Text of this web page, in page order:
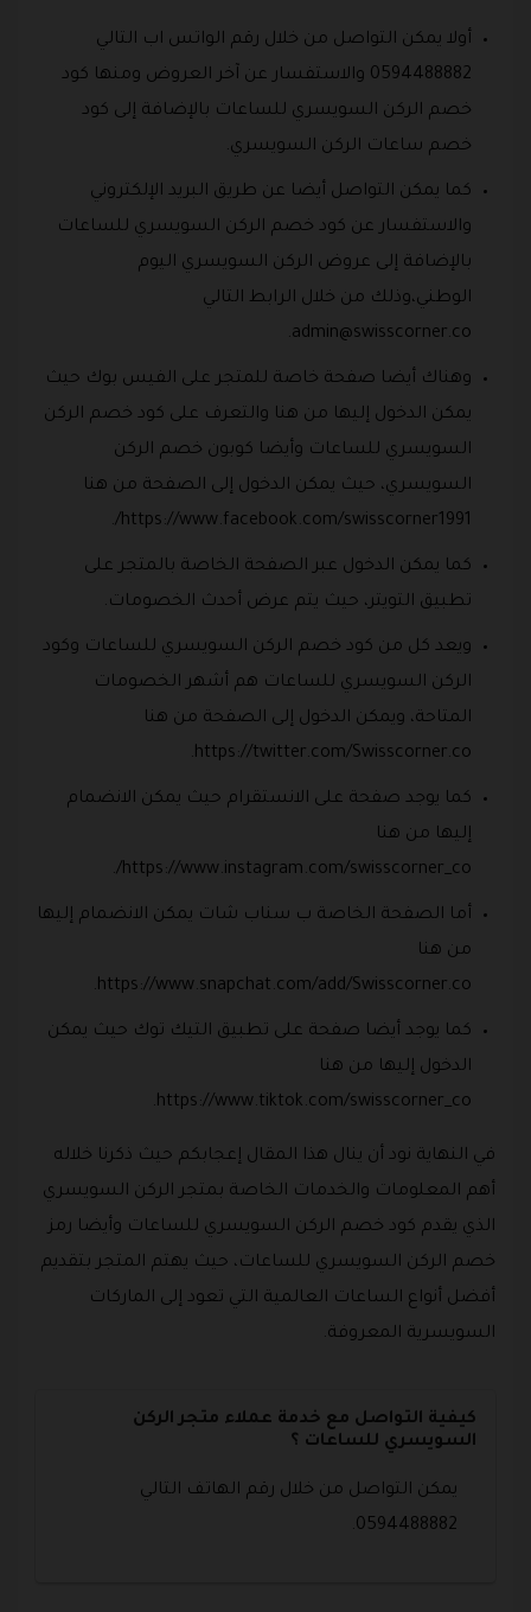
أولا يمكن التواصل من خلال رقم الواتس اب التالي
0594488882 والاستفسار عن آخر العروض ومنها كود
خصم الركن السويسري للساعات بالإضافة إلى كود
خصم ساعات الركن السويسري.
كما يمكن التواصل أيضا عن طريق البريد الإلكتروني
والاستفسار عن كود خصم الركن السويسري للساعات
بالإضافة إلى عروض الركن السويسري اليوم
الوطني،وذلك من خلال الرابط التالي
admin@swisscorner.co
.
وهناك أيضا صفحة خاصة للمتجر على الفيس بوك حيث
يمكن الدخول إليها من هنا والتعرف على كود خصم الركن
السويسري للساعات وأيضا كوبون خصم الركن
السويسري، حيث يمكن الدخول إلى الصفحة من هنا
https://www.facebook.com/swisscorner1991/.
كما يمكن الدخول عبر الصفحة الخاصة بالمتجر على
تطبيق التويتر، حيث يتم عرض أحدث الخصومات.
ويعد كل من كود خصم الركن السويسري للساعات وكود
الركن السويسري للساعات هم أشهر الخصومات
المتاحة، ويمكن الدخول إلى الصفحة من هنا
https://twitter.com/Swisscorner.co.
كما يوجد صفحة على الانستقرام حيث يمكن الانضمام
إليها من هنا
https://www.instagram.com/swisscorner_co/.
أما الصفحة الخاصة ب سناب شات يمكن الانضمام إليها
من هنا
https://www.snapchat.com/add/Swisscorner.co.
كما يوجد أيضا صفحة على تطبيق التيك توك حيث يمكن
الدخول إليها من هنا
https://www.tiktok.com/swisscorner_co.
في النهاية نود أن ينال هذا المقال إعجابكم حيث ذكرنا خلاله
أهم المعلومات والخدمات الخاصة بمتجر الركن السويسري
الذي يقدم كود خصم الركن السويسري للساعات وأيضا رمز
خصم الركن السويسري للساعات، حيث يهتم المتجر بتقديم
أفضل أنواع الساعات العالمية التي تعود إلى الماركات
السويسرية المعروفة.
كيفية التواصل مع خدمة عملاء متجر الركن
السويسري للساعات ؟
يمكن التواصل من خلال رقم الهاتف التالي
0594488882.